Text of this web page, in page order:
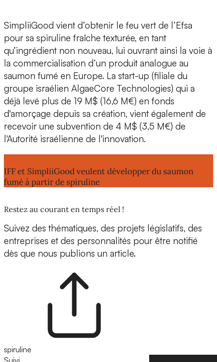
SimpliiGood vient d’obtenir le feu vert de l’Efsa
pour sa spiruline fraîche texturée, en tant
qu’ingrédient non nouveau, lui ouvrant ainsi la voie à
la commercialisation d’un produit analogue au
saumon fumé en Europe. La start-up (filiale du
groupe israélien AlgaeCore Technologies) qui a
déjà levé plus de 19 M$ (16,6 M€) en fonds
d'amorçage depuis sa création, vient également de
recevoir une subvention de 4 M$ (3,5 M€) de
l'Autorité israélienne de l'innovation.
IFF et SimpliiGood veulent développer du saumon
fumé à partir de spiruline
Restez au courant en temps réel !
Suivez des thématiques, des projets législatifs, des
entreprises et des personnalités pour être notifié
dès que nous publions un article.
spiruline